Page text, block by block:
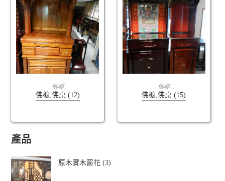
查看內容
佛櫥
佛櫥,佛桌 (12)
查看內容
佛櫥
佛櫥,佛桌 (15)
產品
原木實木窗花 (3)